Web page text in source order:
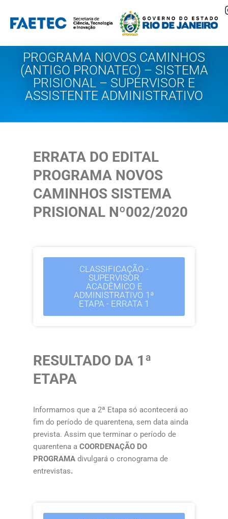
Pular
conteúdo
PROGRAMA NOVOS CAMINHOS
(ANTIGO PRONATEC) – SISTEMA
PRISIONAL – SUPERVISOR E
ASSISTENTE ADMINISTRATIVO
ERRATA DO EDITAL
PROGRAMA NOVOS
CAMINHOS SISTEMA
PRISIONAL Nº002/2020
CLASSIFICAÇÃO -
SUPERVISOR
ACADÊMICO E
ADMINISTRATIVO 1ª
ETAPA - ERRATA 1
RESULTADO DA 1ª
ETAPA
Informamos que a 2ª Etapa só acontecerá ao
fim do período de quarentena, sem data ainda
prevista. Assim que terminar o período de
quarentena a COORDENAÇÃO DO
PROGRAMA divulgará o cronograma de
entrevistas.